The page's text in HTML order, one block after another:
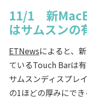
11/1 新
はサムスンの
ETNewsによると、
ているTouch Barは
サムスンディスプレ
の1ほどの厚みにで